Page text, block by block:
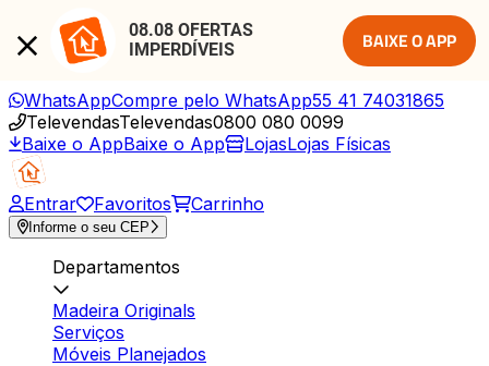
08.08 OFERTAS
IMPERDÍVEIS
BAIXE O APP
WhatsAppCompre pelo WhatsApp55 41 74031865
TelevendasTelevendas0800 080 0099
Baixe o AppBaixe o App LojasLojas Físicas
Entrar Favoritos Carrinho
Informe o seu CEP
Departamentos
Madeira Originals
Serviços
Móveis Planejados